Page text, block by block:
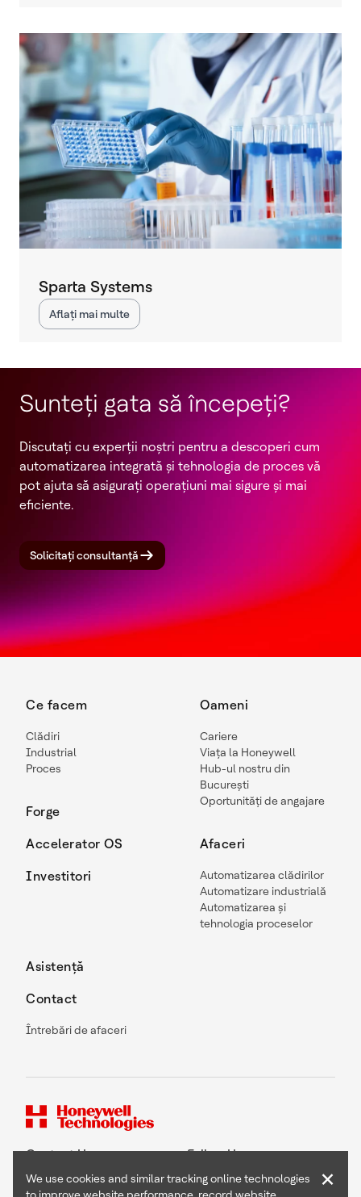
Sparta Systems
Aflați mai multe
Sunteți gata să începeți?
Discutați cu experții noștri pentru a descoperi cum
automatizarea integrată și tehnologia de proces vă
pot ajuta să asigurați operațiuni mai sigure și mai
eficiente.
Solicitați consultanță
Ce facem
Clădiri
Industrial
Proces
Forge
Accelerator OS
Investitori
Oameni
Cariere
Viața la Honeywell
Hub-ul nostru din
București
Oportunități de angajare
Afaceri
Automatizarea clădirilor
Automatizare industrială
Automatizarea și
tehnologia proceselor
Asistență
Contact
Întrebări de afaceri
Contact Us Follow Us
We use cookies and similar tracking online technologies
×